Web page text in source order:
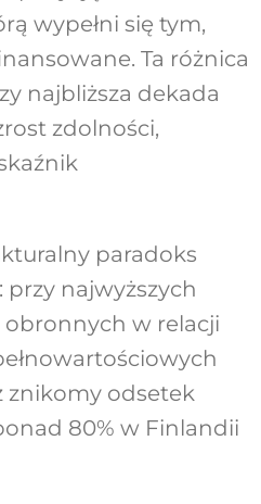
wypełni się tym,
Ta różnica
najbliższa dekada
zdolności,
paradoks
najwyższych
w relacji
znikomy odsetek
80% w Finlandii